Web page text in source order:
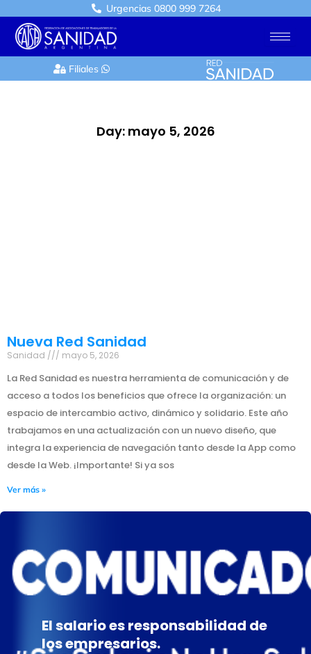
contenido
Urgencias 0800 999 7264
Filiales
Day: mayo 5, 2026
Nueva Red Sanidad
Sanidad mayo 5, 2026
La Red Sanidad es nuestra herramienta de comunicación y de
acceso a todos los beneficios que ofrece la organización: un
espacio de intercambio activo, dinámico y solidario. Este año
trabajamos en una actualización con un nuevo diseño, que
integra la experiencia de navegación tanto desde la App como
desde la Web. ¡Importante! Si ya sos
Ver más »
El salario es responsabilidad de
los empresarios.